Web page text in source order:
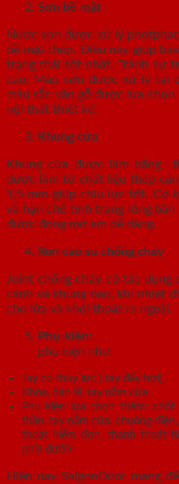
Sơn bề mặt
Nước sơn được xử lý
bề mặt thép. Điều này giúp
trạng thái tốt nhất. Tránh sự
cao. Màu sơn được xử lý tại
màu sắc vân gỗ được lựa
nội thất thiết kế.
Khung cửa
Khung cửa được làm bằng
được làm từ chất liệu thép
1,5 mm giúp chịu lực tốt. Có
và hạn chế tình trạng lỏng
được đóng mở em dễ dàng.
Ron cao su chống cháy
Joint chống cháy có tác
cánh và khung bao, khi nhiệt
cho lửa và khói thoát ra ngoài.
Phụ kiện:
phụ kiện như:
Tay co thủy lực ( tay đẩy hơi),
Khóa, bản lề, tay nắm cửa
Phụ kiện lựa chọn thêm:
thần, tay nắm cửa, chuông
thoát hiểm đơn, thanh thoát
phía dưới)
Hiện nay SaigonDoor mang